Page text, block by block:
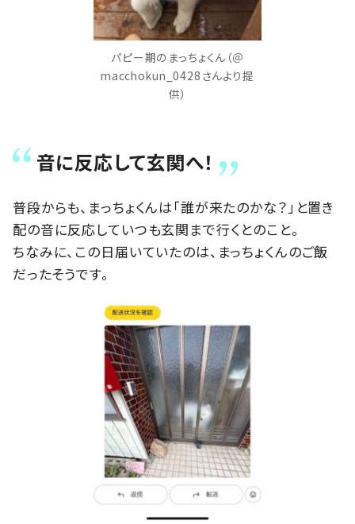
パピー期のまっちょくん（＠
macchokun_0428さんより提
供）
音に反応して玄関へ！
普段からも、まっちょくんは「誰が来たのかな？」と置き
配の音に反応していつも玄関まで行くとのこと。
ちなみに、この日届いていたのは、まっちょくんのご飯
だったそうです。